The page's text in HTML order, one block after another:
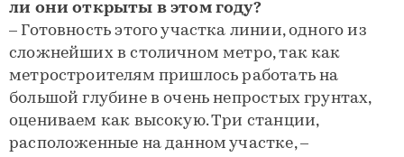
ли они открыты в этом году?
– Готовность этого участка линии, одного из
сложнейших в столичном метро, так как
метростроителям пришлось работать на
большой глубине в очень непростых грунтах,
оцениваем как высокую. Три станции,
расположенные на данном участке, –